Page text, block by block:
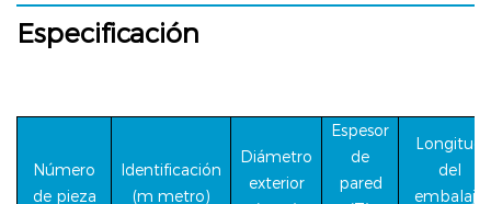
Especificación
Número
de pieza
Identificación
(m metro)
Diámetro
exterior
Espesor
de
pared
Longitud
del
embalaje